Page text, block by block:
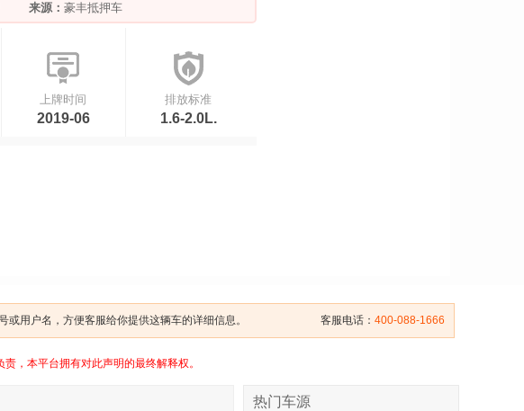
来源： 豪丰抵押车
上牌时间
2019-06
排放标准
1.6-2.0L.
客服电话： 400-088-1666
用户名，方便客服给你提供这辆车的详细信息。
，本平台拥有对此声明的最终解释权。
热门车源